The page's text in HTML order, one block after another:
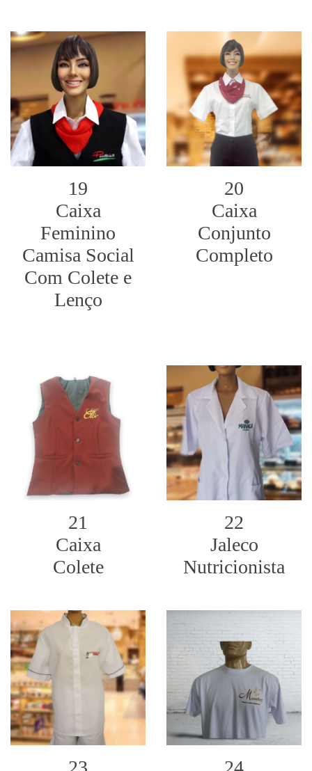
19
Caixa
Feminino
Camisa Social
Com Colete e
Lenço
20
Caixa
Conjunto
Completo
21
Caixa
Colete
22
Jaleco
Nutricionista